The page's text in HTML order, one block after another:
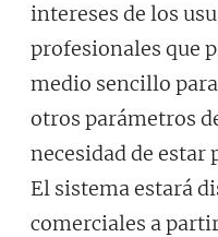
intereses de los
profesionales que
medio sencillo
otros parámetros
necesidad de estar
El sistema estará
comerciales a